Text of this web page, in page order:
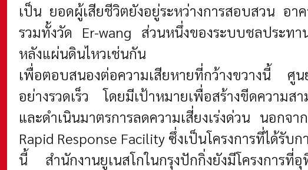
เป็น ยอดผู้เสียชีวิตยังอยู่ระหว่างการสอบสวน อ
รวมทั้งวัด Er-wang ส่วนหนึ่งของระบบชลประทา
หลังแผ่นดินไหวเช่นกัน
เพื่อตอบสนองต่อความเสียหายที่กว้างขวางนี้ ศูน
อย่างรวดเร็ว โดยมีเป้าหมายเพื่อสร้างขีดความ
และดำเนินมาตรการลดความเสี่ยงเร่งด่วน นอก
Rapid Response Facility ซึ่งเป็นโครงการที่ได้รั
นี้ สำนักงานยูเนสโกในกรุงปักกิ่งยังมีโครงการ